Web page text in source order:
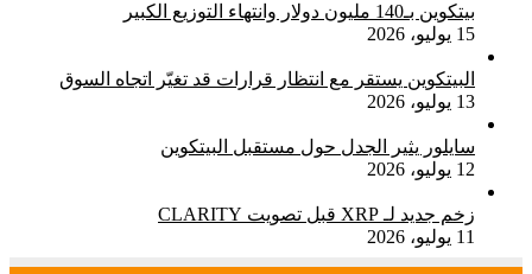
بيتكوين بـ140 مليون دولار وانتهاء التوزيع الكبير
15 يوليو، 2026
البيتكوين يستقر مع انتظار قرارات قد تغيّر اتجاه السوق
13 يوليو، 2026
سايلور يثير الجدل حول مستقبل البيتكوين
12 يوليو، 2026
زخم جديد لـ XRP قبل تصويت CLARITY
11 يوليو، 2026